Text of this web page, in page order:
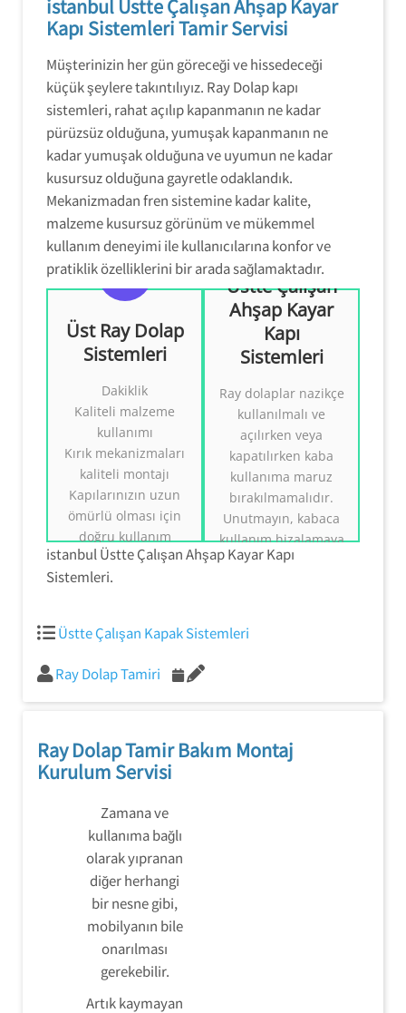
istanbul Üstte Çalışan Ahşap Kayar
Kapı Sistemleri Tamir Servisi
Müşterinizin her gün göreceği ve hissedeceği
küçük şeylere takıntılıyız. Ray Dolap kapı
sistemleri, rahat açılıp kapanmanın ne kadar
pürüzsüz olduğuna, yumuşak kapanmanın ne
kadar yumuşak olduğuna ve uyumun ne kadar
kusursuz olduğuna gayretle odaklandık.
Mekanizmadan fren sistemine kadar kalite,
malzeme kusursuz görünüm ve mükemmel
kullanım deneyimi ile kullanıcılarına konfor ve
pratiklik özelliklerini bir arada sağlamaktadır.
Üst Ray Dolap
Sistemleri
Dakiklik
Kaliteli malzeme
kullanımı
Kırık mekanizmaları
kaliteli montajı
Kapılarınızın uzun
ömürlü olması için
doğru kullanım
konusunda bilgi
vermek
Üst Ray Dolap
Mekanizmaları
Üst Rayda Çalışan
Ray Dolap
Sistemleri
0554 858 1312
Üstte Çalışan
Ahşap Kayar
Kapı
Sistemleri
Ray dolaplar nazikçe
kullanılmalı ve
açılırken veya
kapatılırken kaba
kullanıma maruz
bırakılmamalıdır.
Unutmayın, kabaca
kullanım hizalamaya
zarar verebilir ve
Dolap
Mekanizmaları
Üstte Çalışan Ahşap
Kayar Kapı
Sistemleri
0554 858 1312
istanbul Üstte Çalışan Ahşap Kayar Kapı
Sistemleri.
Üstte Çalışan Kapak Sistemleri
Ray Dolap Tamiri
Ray Dolap Tamir Bakım Montaj
Kurulum Servisi
Zamana ve
kullanıma bağlı
olarak yıpranan
diğer herhangi
bir nesne gibi,
mobilyanın bile
onarılması
gerekebilir.
Artık kaymayan